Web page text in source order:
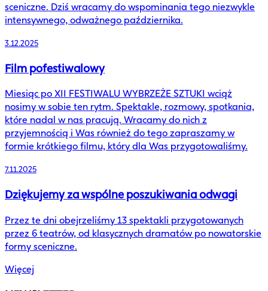
sceniczne. Dziś wracamy do wspominania tego niezwykle
intensywnego, odważnego października.
3.12.2025
Film pofestiwalowy
Miesiąc po XII FESTIWALU WYBRZEŻE SZTUKI wciąż
nosimy w sobie ten rytm. Spektakle, rozmowy, spotkania,
które nadal w nas pracują. Wracamy do nich z
przyjemnością i Was również do tego zapraszamy w
formie krótkiego filmu, który dla Was przygotowaliśmy.
7.11.2025
Dziękujemy za wspólne poszukiwania odwagi
Przez te dni obejrzeliśmy 13 spektakli przygotowanych
przez 6 teatrów, od klasycznych dramatów po nowatorskie
formy sceniczne.
Więcej